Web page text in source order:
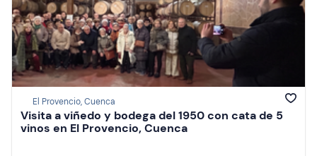
El Provencio, Cuenca
Visita a viñedo y bodega del 1950 con cata de 5
vinos en El Provencio, Cuenca